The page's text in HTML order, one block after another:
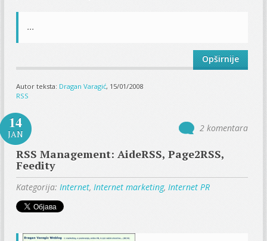
...
Opširnije
Autor teksta: Dragan Varagić, 15/01/2008
RSS
14
JAN
2 komentara
RSS Management: AideRSS, Page2RSS,
Feedity
Kategorija:Internet, Internet marketing, Internet PR